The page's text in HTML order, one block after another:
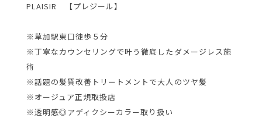
PLAISIR 【プレジール】
※草加駅東口徒歩５分
※丁寧なカウンセリングで叶う徹底したダメージレス施
術
※話題の髪質改善トリートメントで大人のツヤ髪
※オージュア正規取扱店
※透明感◎アディクシーカラー取り扱い